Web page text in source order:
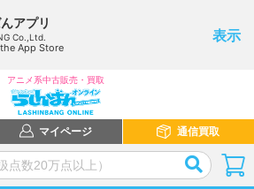
アプリ
Co.,Ltd.
the App Store
表示
アニメ系中古販売・買取
マイページ 通信買取